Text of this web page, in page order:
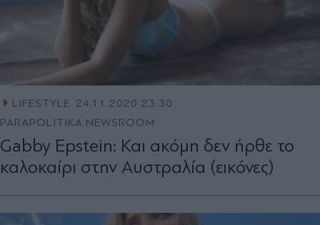
LIFESTYLE 24.11.2020 23:30
PARAPOLITIKA NEWSROOM
Gabby Epstein: Και ακόμη δεν ήρθε το
καλοκαίρι στην Αυστραλία (εικόνες)